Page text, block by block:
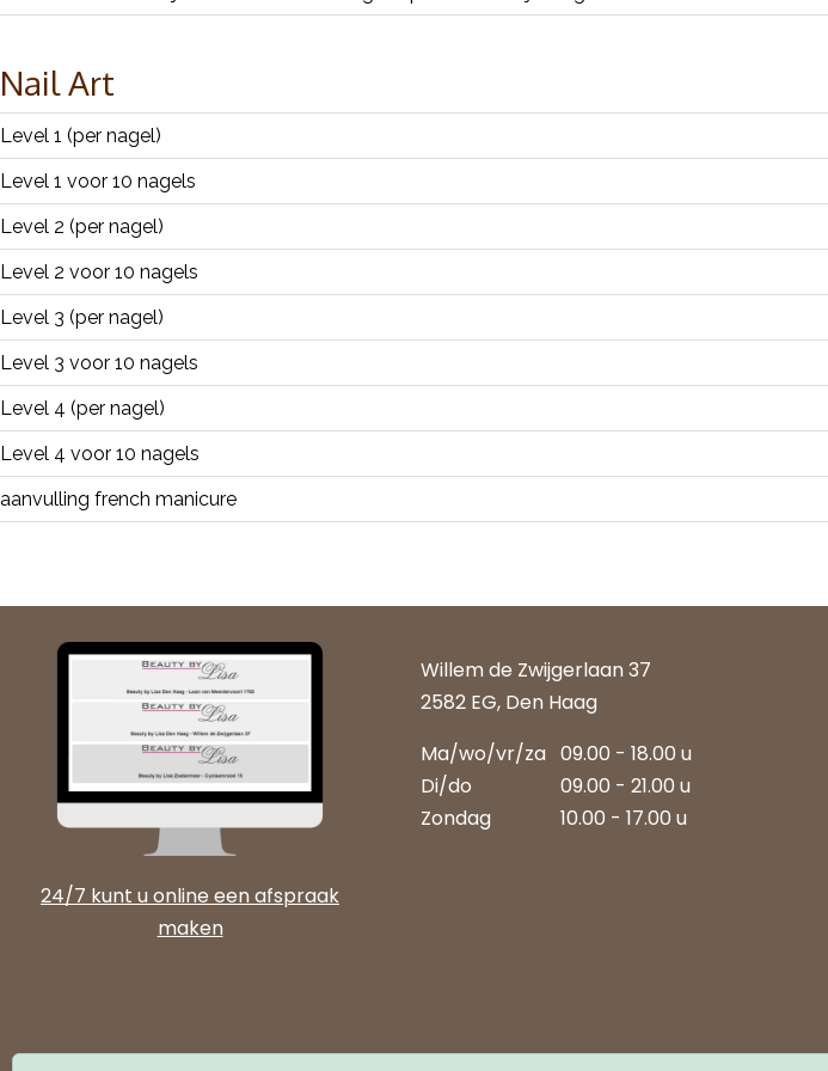
Nail Art
Level 1 (per nagel)
Level 1 voor 10 nagels
Level 2 (per nagel)
Level 2 voor 10 nagels
Level 3 (per nagel)
Level 3 voor 10 nagels
Level 4 (per nagel)
Level 4 voor 10 nagels
aanvulling french manicure
24/7 kunt u online een afspraak
maken
Willem de Zwijgerlaan 37
2582 EG, Den Haag
Ma/wo/vr/za 09.00 - 18.00 u
Di/do
09.00 - 21.00 u
Zondag
10.00 - 17.00 u